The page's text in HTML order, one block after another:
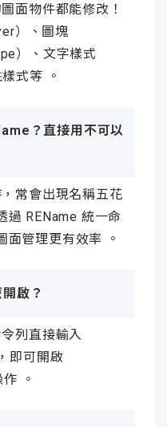
面物件都能修改！
）、圖塊
）、文字樣式
式等 。
？直接用不可以
常會出現名稱五花
過 REName 統一命
面管理更有效率 。
啟？
列直接輸入
即可開啟
。